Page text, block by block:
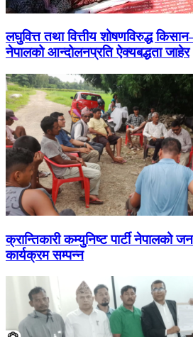
लघुवित्त तथा वित्तीय शोषणविरुद्ध
नेपालको आन्दोलनप्रति ऐक्यबद्धता जाहेर
क्रान्तिकारी कम्युनिष्ट पार्टी नेपालको
कार्यक्रम सम्पन्न